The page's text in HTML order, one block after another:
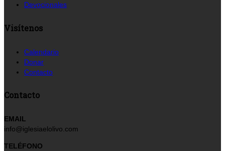
Devocionales
Visítenos
Calendario
Donar
Contacto
Contacto
EMAIL
info@iglesiaelolivo.com
TELÉFONO